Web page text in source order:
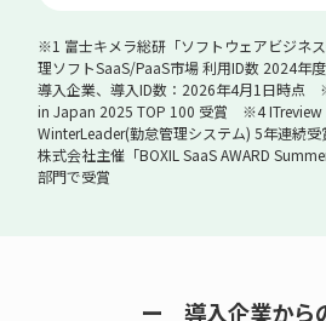
※1 富士キメラ総研「ソフトウェアビジネ
理ソフトSaaS/PaaS市場 利用ID数 2024
導入企業、導入ID数：2026年4月1日時点
in Japan 2025 TOP 100 受賞 ※4 ITreview
WinterLeader(勤怠管理システム) 5年連続
株式会社主催「BOXIL SaaS AWARD
部門で受賞
ー 導入企業か